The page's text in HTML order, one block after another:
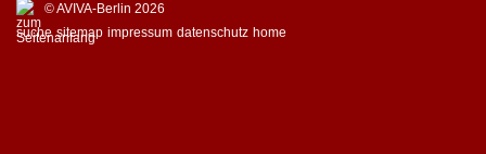
© AVIVA-Berlin 2026
suche sitemap impressum datenschutz home